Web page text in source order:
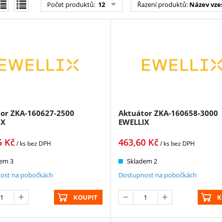
Počet produktů: 12 Řazení produktů: Název
ZKA-160627-2500
Kč/ ks bez DPH
3
na pobočkách
KOUPIT
Aktuátor ZKA-160658-3000
EWELLIX
463,60Kč/ ks bez DPH
Skladem 2
Dostupnost na pobočkách